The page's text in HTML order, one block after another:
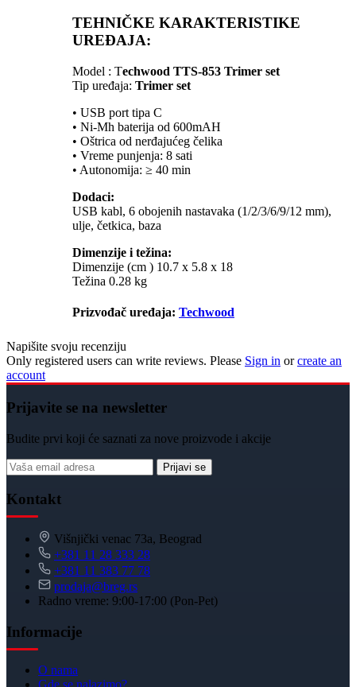
TEHNIČKE KARAKTERISTIKE
UREĐAJA:
Model : Techwood TTS-853 Trimer set
Tip uređaja: Trimer set
• USB port tipa C
• Ni-Mh baterija od 600mAH
• Oštrica od nerđajućeg čelika
• Vreme punjenja: 8 sati
• Autonomija: ≥ 40 min
Dodaci:
USB kabl, 6 obojenih nastavaka (1/2/3/6/9/12 mm),
ulje, četkica, baza
Dimenzije i težina:
Dimenzije (cm ) 10.7 x 5.8 x 18
Težina 0.28 kg
Prizvođač uređaja: Techwood
Napišite svoju recenziju
Only registered users can write reviews. Please Sign in orcreate an
account
Prijavite se na newsletter
Budite prvi koji će saznati za nove proizvode i akcije
Prijavi se
Kontakt
Višnjički venac 73a, Beograd
+381 11 28 333 28
+381 11 383 77 78
prodaja@breg.rs
Radno vreme: 9:00-17:00 (Pon-Pet)
Informacije
O nama
Gde se nalazimo?